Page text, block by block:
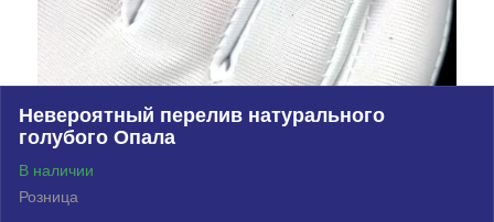
Невероятный перелив натурального
голубого Опала
В наличии
Розница